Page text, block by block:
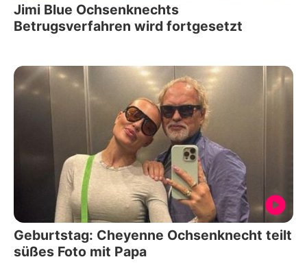
Jimi Blue Ochsenknechts
Betrugsverfahren wird fortgesetzt
Geburtstag: Cheyenne Ochsenknecht teilt
süßes Foto mit Papa